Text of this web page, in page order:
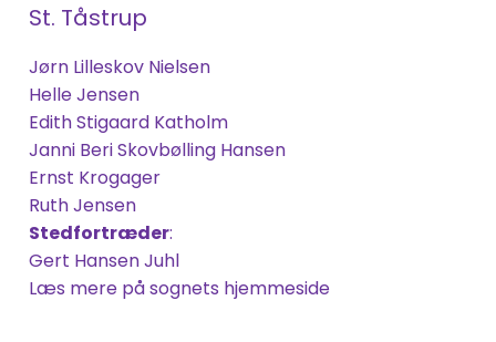
St. Tåstrup
Jørn Lilleskov Nielsen
Helle Jensen
Edith Stigaard Katholm
Janni Beri Skovbølling Hansen
Ernst Krogager
Ruth Jensen
Stedfortræder:
Gert Hansen Juhl
Læs mere på sognets hjemmeside